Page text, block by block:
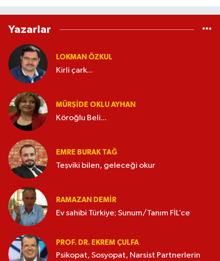
Yazarlar
LOKMAN ÖZKUL
Kirli çark...
MÜRŞIDE OKLU AYHAN
Köroğlu Beli...
EMRE BURAK TAĞ
Teşviki bilen, geleceği okur
RAMAZAN DEMİR
Ev sahibi Türkiye; Sunum/Tanım FİL’ce
PROF. DR. EKREM ÇULFA
Psikopat, Sosyopat, Narsist Partnerlerin